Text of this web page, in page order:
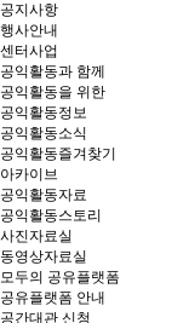
공지사항
행사안내
센터사업
공익활동과 함께
공익활동을 위한
공익활동정보
공익활동소식
공익활동즐겨찾기
아카이브
공익활동자료
공익활동스토리
사진자료실
동영상자료실
모두의 공유플랫폼
공유플랫폼 안내
공간대관 신청